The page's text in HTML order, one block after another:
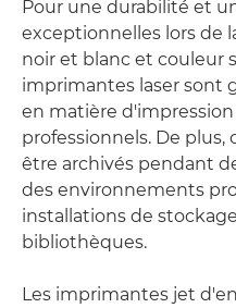
Pour une durabilité et
exceptionnelles lors de
noir et blanc et couleur
imprimantes laser sont
en matière
professionnels. De
être archivés pendant
des environnements
installations de
bibliothèques.
Les imprimantes jet